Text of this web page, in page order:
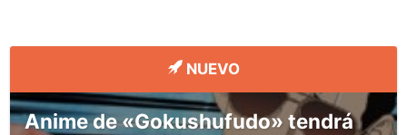
NUEVO
Anime de «Gokushufudo» tendrá